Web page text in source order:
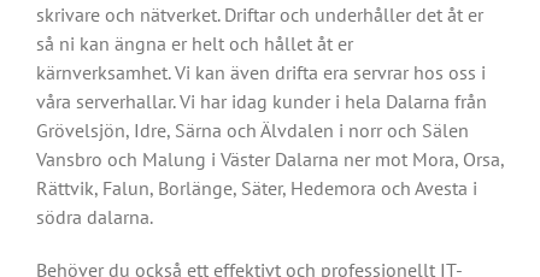
skrivare och nätverket. Driftar och underhåller det åt er
så ni kan ängna er helt och hållet åt er
kärnverksamhet. Vi kan även drifta era servrar hos oss i
våra serverhallar. Vi har idag kunder i hela Dalarna från
Grövelsjön, Idre, Särna och Älvdalen i norr och Sälen
Vansbro och Malung i Väster Dalarna ner mot Mora, Orsa,
Rättvik, Falun, Borlänge, Säter, Hedemora och Avesta i
södra dalarna.
Behöver du också ett effektivt och professionellt IT-